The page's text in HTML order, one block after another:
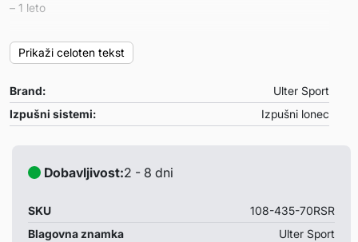
– 1 leto
Ford Focus IV HATCHBACK
– motor: 1.5 EcoBoost 134kW
Opombe:
Prikaži celoten tekst
Brand:
Ulter Sport
Izpušni sistemi:
Izpušni lonec
Dobavljivost:2 - 8 dni
SKU
108-435-70RSR
Blagovna znamka
Ulter Sport